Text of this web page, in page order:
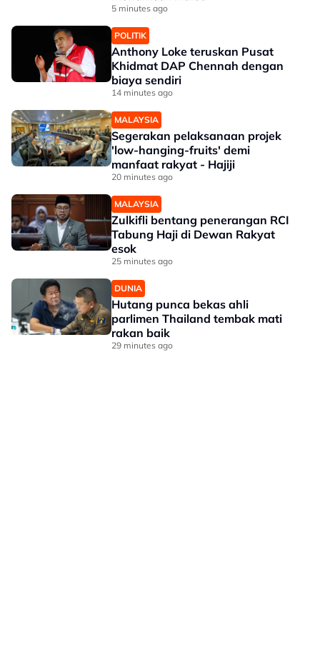
5 minutes ago
POLITIK
Anthony Loke teruskan Pusat
Khidmat DAP Chennah dengan
biaya sendiri
14 minutes ago
MALAYSIA
Segerakan pelaksanaan projek
'low-hanging-fruits' demi
manfaat rakyat - Hajiji
20 minutes ago
MALAYSIA
Zulkifli bentang penerangan RCI
Tabung Haji di Dewan Rakyat
esok
25 minutes ago
DUNIA
Hutang punca bekas ahli
parlimen Thailand tembak mati
rakan baik
29 minutes ago